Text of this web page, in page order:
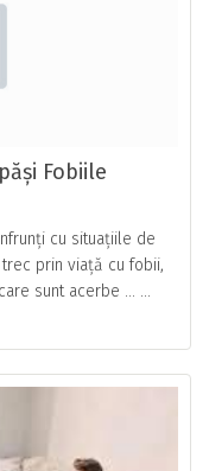
Fobiile
cu situațiile de
prin viață cu fobii,
sunt acerbe … ...